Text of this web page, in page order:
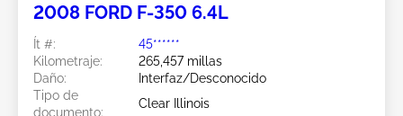
2008 FORD F-350 6.4L
Ít #:
45******
Kilometraje:
265,457 millas
Daño:
Interfaz/Desconocido
Tipo de
documento:
Clear Illinois